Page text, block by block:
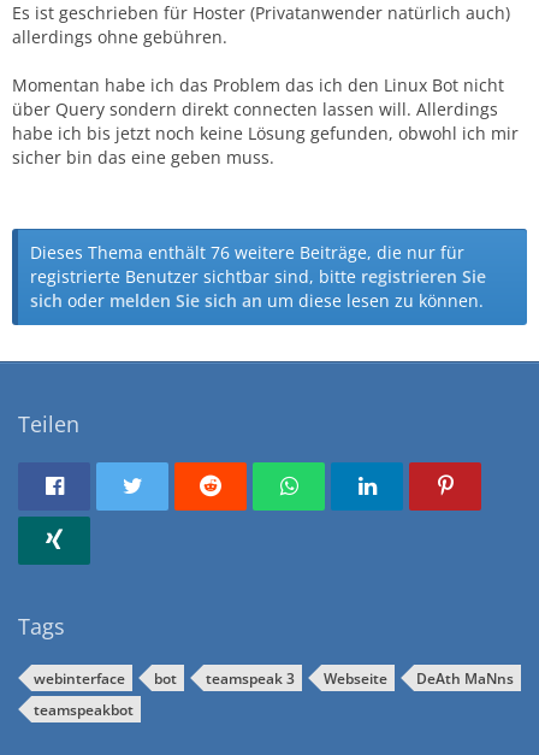
Es ist geschrieben für Hoster (Privatanwender natürlich auch)
allerdings ohne gebühren.
Momentan habe ich das Problem das ich den Linux Bot nicht
über Query sondern direkt connecten lassen will. Allerdings
habe ich bis jetzt noch keine Lösung gefunden, obwohl ich mir
sicher bin das eine geben muss.
Dieses Thema enthält 76 weitere Beiträge, die nur für
registrierte Benutzer sichtbar sind, bitte registrieren Sie
sich oder melden Sie sich an um diese lesen zu können.
Teilen
Tags
webinterface bot teamspeak 3 Webseite
DeAth MaNns
teamspeakbot